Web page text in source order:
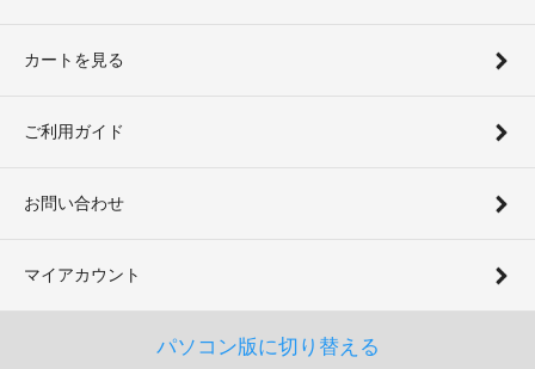
カートを見る
ご利用ガイド
お問い合わせ
マイアカウント
パソコン版に切り替える